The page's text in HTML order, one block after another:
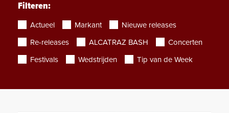
Filteren:
Actueel Markant
Nieuwe releases
Re-releases
ALCATRAZ BASH
Concerten
Festivals
Wedstrijden Tip van de Week